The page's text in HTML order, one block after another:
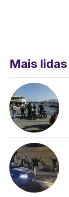
Mais lidas